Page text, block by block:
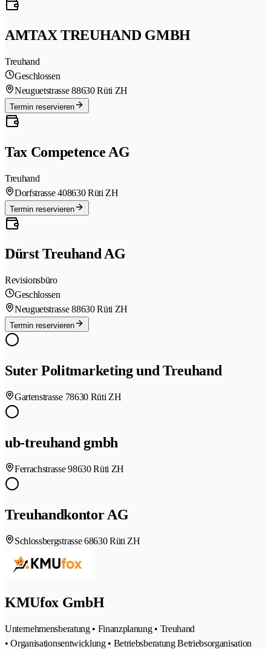
AMTAX TREUHAND GMBH
Treuhand
Geschlossen
Neuguetstrasse 88630 Rüti ZH
Termin reservieren
Tax Competence AG
Treuhand
Dorfstrasse 408630 Rüti ZH
Termin reservieren
Dürst Treuhand AG
Revisionsbüro
Geschlossen
Neuguetstrasse 88630 Rüti ZH
Termin reservieren
Suter Politmarketing und Treuhand
Gartenstrasse 78630 Rüti ZH
ub-treuhand gmbh
Ferrachstrasse 98630 Rüti ZH
Treuhandkontor AG
Schlossbergstrasse 68630 Rüti ZH
KMUfox GmbH
Unternehmensberatung • Finanzplanung • Treuhand
• Organisationsentwicklung • Betriebsberatung Betriebsorganisation